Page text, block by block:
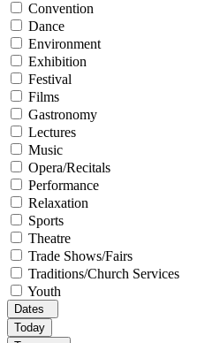
Convention
Dance
Environment
Exhibition
Festival
Films
Gastronomy
Lectures
Music
Opera/Recitals
Performance
Relaxation
Sports
Theatre
Trade Shows/Fairs
Traditions/Church Services
Youth
Dates
Today